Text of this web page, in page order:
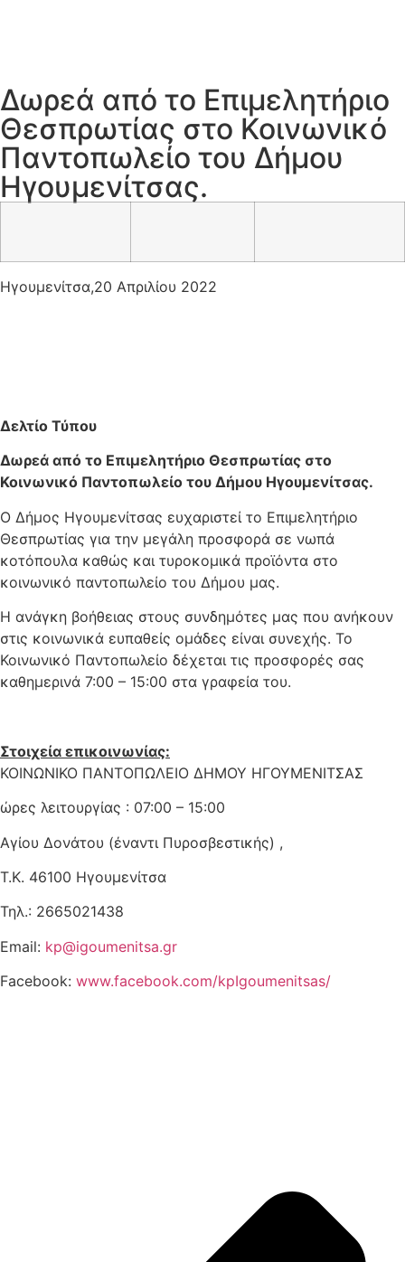
Δωρεά από το Επιμελητήριο
Θεσπρωτίας στο Κοινωνικό
Παντοπωλείο του Δήμου
Ηγουμενίτσας.
Ηγουμενίτσα,20 Απριλίου 2022
Δελτίο Τύπου
Δωρεά από το Επιμελητήριο Θεσπρωτίας στο
Κοινωνικό Παντοπωλείο του Δήμου Ηγουμενίτσας.
Ο Δήμος Ηγουμενίτσας ευχαριστεί το Επιμελητήριο
Θεσπρωτίας για την μεγάλη προσφορά σε νωπά
κοτόπουλα καθώς και τυροκομικά προϊόντα στο
κοινωνικό παντοπωλείο του Δήμου μας.
Η ανάγκη βοήθειας στους συνδημότες μας που ανήκουν
στις κοινωνικά ευπαθείς ομάδες είναι συνεχής. Το
Κοινωνικό Παντοπωλείο δέχεται τις προσφορές σας
καθημερινά 7:00 – 15:00 στα γραφεία του.
Στοιχεία επικοινωνίας:
ΚΟΙΝΩΝΙΚΟ ΠΑΝΤΟΠΩΛΕΙΟ ΔΗΜΟΥ ΗΓΟΥΜΕΝΙΤΣΑΣ
ώρες λειτουργίας : 07:00 – 15:00
Αγίου Δονάτου (έναντι Πυροσβεστικής) ,
Τ.Κ. 46100 Ηγουμενίτσα
Τηλ.: 2665021438
Email: kp@igoumenitsa.gr
Facebook: www.facebook.com/kpIgoumenitsas/